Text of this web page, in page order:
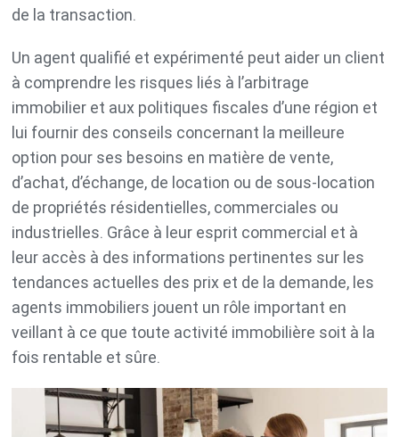
de la transaction.
Un agent qualifié et expérimenté peut aider un client
à comprendre les risques liés à l’arbitrage
immobilier et aux politiques fiscales d’une région et
lui fournir des conseils concernant la meilleure
option pour ses besoins en matière de vente,
d’achat, d’échange, de location ou de sous-location
de propriétés résidentielles, commerciales ou
industrielles. Grâce à leur esprit commercial et à
leur accès à des informations pertinentes sur les
tendances actuelles des prix et de la demande, les
agents immobiliers jouent un rôle important en
veillant à ce que toute activité immobilière soit à la
fois rentable et sûre.